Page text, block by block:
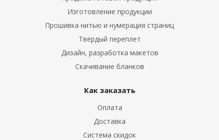
Изготовление продукции
Прошивка нитью и нумерация страниц
Твердый переплет
Дизайн, разработка макетов
Скачивание бланков
Как заказать
Оплата
Доставка
Система скидок